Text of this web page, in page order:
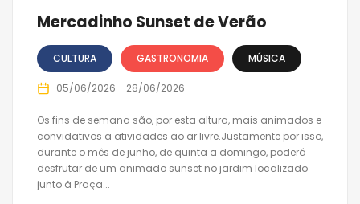
Mercadinho Sunset de Verão
CULTURA GASTRONOMIA MÚSICA
05/06/2026 - 28/06/2026
Os fins de semana são, por esta altura, mais animados e
convidativos a atividades ao ar livre.Justamente por isso,
durante o mês de junho, de quinta a domingo, poderá
desfrutar de um animado sunset no jardim localizado
junto à Praça...